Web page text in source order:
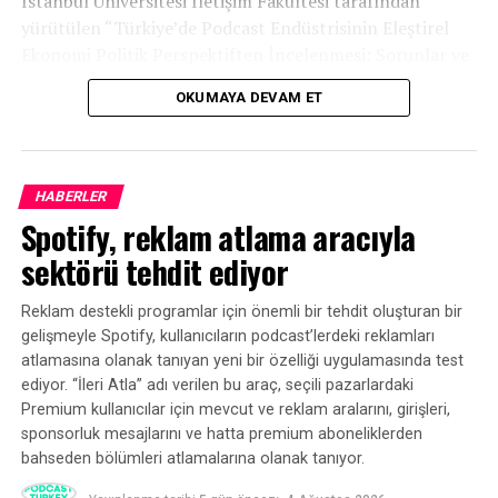
BIR SONRAKI
Reklamverenler influencer podcast’lerine akın etti
ABD podcast reklam harcamaları 2023’te 2,2 milyar
dolara ulaşacak
yürütülen “Türkiye’de Podcast Endüstrisinin Eleştirel
Fırsatlar” başlıklı araştırma, Türkiye podcast
ekosisteminin mevcut durumuna ilişkin kapsamlı bir
OKUMAYA DEVAM ET
HABERLER
Spotify, reklam atlama aracıyla
sektörü tehdit ediyor
Reklam destekli programlar için önemli bir tehdit oluşturan bir
gelişmeyle Spotify, kullanıcıların podcast’lerdeki reklamları
atlamasına olanak tanıyan yeni bir özelliği uygulamasında test
ediyor. “İleri Atla” adı verilen bu araç, seçili pazarlardaki
Premium kullanıcılar için mevcut ve reklam aralarını, girişleri,
sponsorluk mesajlarını ve hatta premium aboneliklerden
bahseden bölümleri atlamalarına olanak tanıyor.